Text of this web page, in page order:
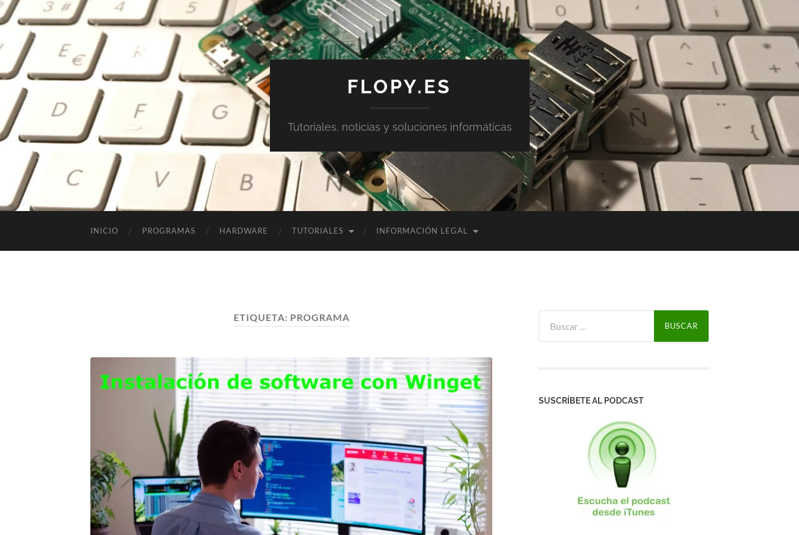
FLOPY.ES
Tutoriales, noticias y soluciones informáticas
INICIO PROGRAMAS HARDWARE TUTORIALES INFORMACIÓN LEGAL
ETIQUETA: PROGRAMA
SUSCRÍBETE AL PODCAST